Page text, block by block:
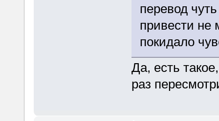
перевод
привести не
покидало
Да, есть
раз